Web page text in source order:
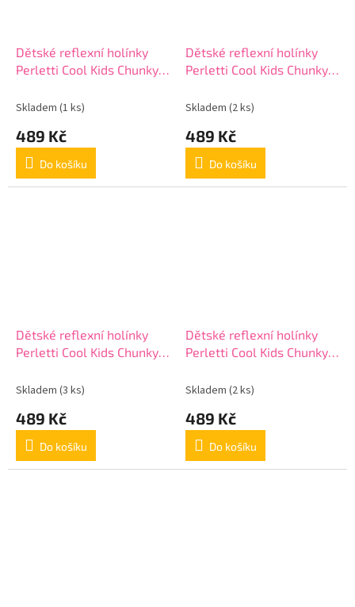
Dětské reflexní holínky
Perletti Cool Kids Chunky,
Skladem (1 ks)
489 Kč
Do košíku
Dětské reflexní holínky
Perletti Cool Kids Chunky,
Skladem (2 ks)
489 Kč
Do košíku
Dětské reflexní holínky
Perletti Cool Kids Chunky,
Skladem (3 ks)
489 Kč
Do košíku
Dětské reflexní holínky
Perletti Cool Kids Chunky,
Skladem (2 ks)
489 Kč
Do košíku